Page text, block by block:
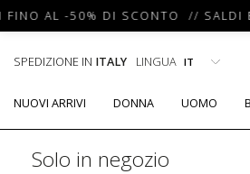
FINO AL -50% DI SCONTO //
SPEDIZIONE IN ITALY LINGUA
NUOVI ARRIVI DONNA UOMO
Solo in negozio